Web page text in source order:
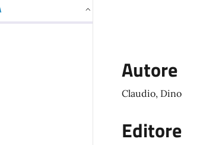
Autore
Claudio, Dino
Editore